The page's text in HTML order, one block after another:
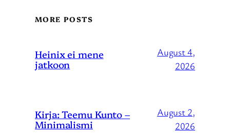
MORE POSTS
Heinix ei mene
jatkoon
August 4,
2026
Kirja: Teemu Kunto –
Minimalismi
August 2,
2026